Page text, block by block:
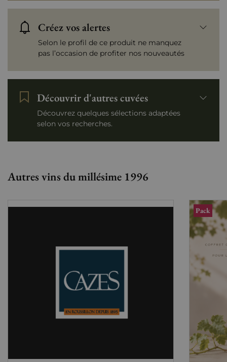
Créez vos alertes
Selon le profil de ce produit ne manquez
pas l’occasion de profiter nos nouveautés
Découvrir d'autres cuvées
Découvrez quelques sélections adaptées
selon vos recherches.
Autres vins du millésime 1996
Pack